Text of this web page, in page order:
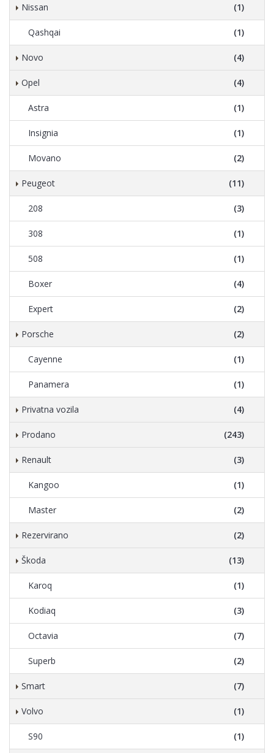
Nissan (1)
Qashqai (1)
Novo (4)
Opel (4)
Astra (1)
Insignia (1)
Movano (2)
Peugeot (11)
208 (3)
308 (1)
508 (1)
Boxer (4)
Expert (2)
Porsche (2)
Cayenne (1)
Panamera (1)
Privatna vozila (4)
Prodano (243)
Renault (3)
Kangoo (1)
Master (2)
Rezervirano (2)
Škoda (13)
Karoq (1)
Kodiaq (3)
Octavia (7)
Superb (2)
Smart (7)
Volvo (1)
S90 (1)